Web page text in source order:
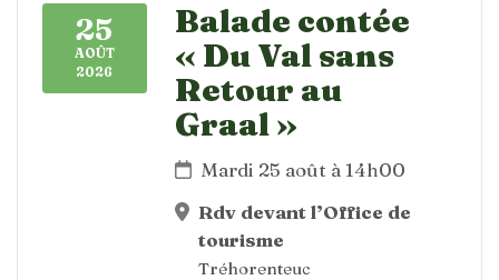
25
AOÛT
2026
Balade contée
« Du Val sans
Retour au
Graal »
Mardi 25 août à 14h00
Rdv devant l’Office de
tourisme
Tréhorenteuc